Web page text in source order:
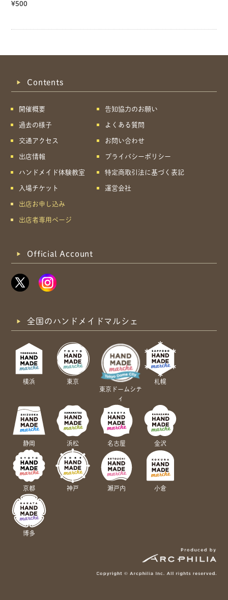
¥500
Contents
開催概要
過去の様子
交通アクセス
出店情報
ハンドメイド体験教室
入場チケット
出店お申し込み
出店者専用ページ
告知協力のお願い
よくある質問
お問い合わせ
プライバシーポリシー
特定商取引法に基づく表記
運営会社
Official Account
全国のハンドメイドマルシェ
横浜
東京
東京ドームシテ
ィ
札幌
静岡 浜松 名古屋 金沢
京都 神戸 瀬戸内 小倉
博多